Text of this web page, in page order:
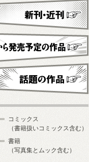
売予定
コミックス
（書籍扱いコミックス含む）
書籍
（写真集とムック含む）